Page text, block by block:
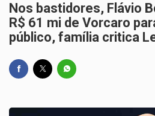
Nos bastidores, Flávio
R$ 61 mi de Vorcaro
público, família critica